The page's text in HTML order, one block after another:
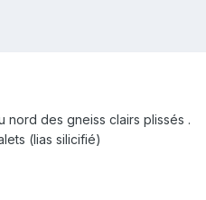
nord des gneiss clairs plissés .
(lias silicifié)